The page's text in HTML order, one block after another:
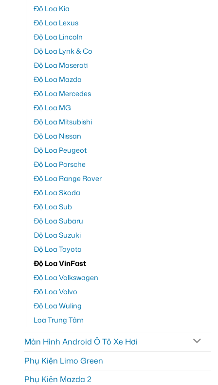
Độ Loa Kia
Độ Loa Lexus
Độ Loa Lincoln
Độ Loa Lynk & Co
Độ Loa Maserati
Độ Loa Mazda
Độ Loa Mercedes
Độ Loa MG
Độ Loa Mitsubishi
Độ Loa Nissan
Độ Loa Peugeot
Độ Loa Porsche
Độ Loa Range Rover
Độ Loa Skoda
Độ Loa Sub
Độ Loa Subaru
Độ Loa Suzuki
Độ Loa Toyota
Độ Loa VinFast
Độ Loa Volkswagen
Độ Loa Volvo
Độ Loa Wuling
Loa Trung Tâm
Màn Hình Android Ô Tô Xe Hơi
Phụ Kiện Limo Green
Phụ Kiện Mazda 2